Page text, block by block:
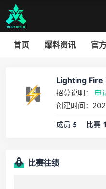
首页 爆料资讯 官
Lighting Fire
招募说明： 申
创建时间：
成员 5 比赛 1
比赛往绩